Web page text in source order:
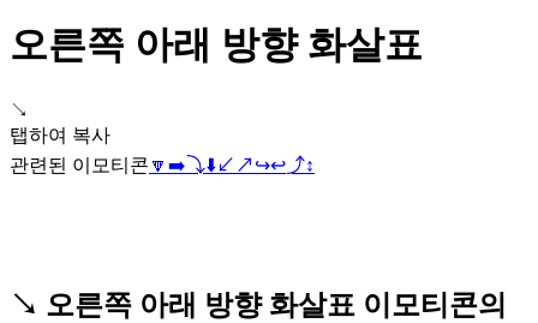
오른쪽 아래 방향 화살표
↘️
탭하여 복사
관련된 이모티콘 🔽 ➡️ ⤵️⬇️↙️ ↗️↪️↩️ ⤴️↕️
↘️ 오른쪽 아래 방향 화살표 이모티콘의